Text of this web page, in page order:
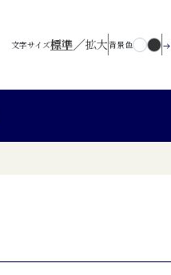
文字サイズ標準／拡大背景色